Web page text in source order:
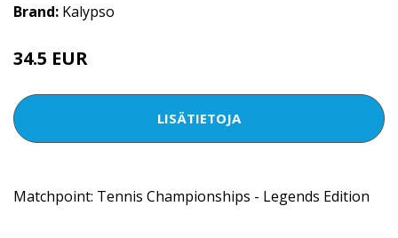
Brand: Kalypso
34.5 EUR
LISÄTIETOJA
Matchpoint: Tennis Championships - Legends Edition